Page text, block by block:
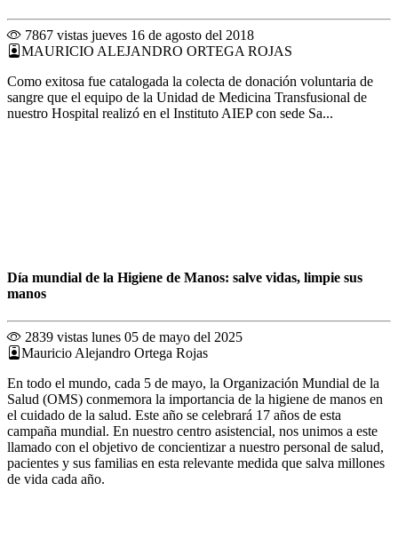
7867 vistas jueves 16 de agosto del 2018
MAURICIO ALEJANDRO ORTEGA ROJAS
Como exitosa fue catalogada la colecta de donación voluntaria de
sangre que el equipo de la Unidad de Medicina Transfusional de
nuestro Hospital realizó en el Instituto AIEP con sede Sa...
Día mundial de la Higiene de Manos: salve vidas, limpie sus
manos
2839 vistas lunes 05 de mayo del 2025
Mauricio Alejandro Ortega Rojas
En todo el mundo, cada 5 de mayo, la Organización Mundial de la
Salud (OMS) conmemora la importancia de la higiene de manos en
el cuidado de la salud. Este año se celebrará 17 años de esta
campaña mundial. En nuestro centro asistencial, nos unimos a este
llamado con el objetivo de concientizar a nuestro personal de salud,
pacientes y sus familias en esta relevante medida que salva millones
de vida cada año.